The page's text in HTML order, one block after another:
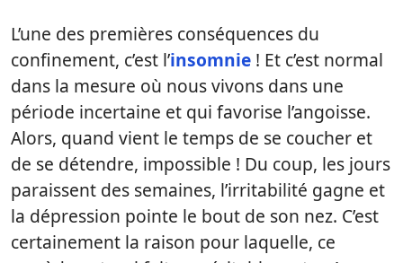
L’une des premières conséquences du
confinement, c’est l’insomnie ! Et c’est normal
dans la mesure où nous vivons dans une
période incertaine et qui favorise l’angoisse.
Alors, quand vient le temps de se coucher et
de se détendre, impossible ! Du coup, les jours
paraissent des semaines, l’irritabilité gagne et
la dépression pointe le bout de son nez. C’est
certainement la raison pour laquelle, ce